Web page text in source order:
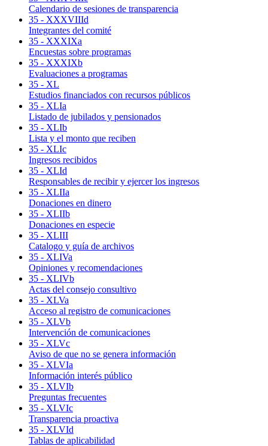
Calendario de sesiones de transparencia
35 - XXXVIIId
Integrantes del comité
35 - XXXIXa
Encuestas sobre programas
35 - XXXIXb
Evaluaciones a programas
35 - XL
Estudios financiados con recursos públicos
35 - XLIa
Listado de jubilados y pensionados
35 - XLIb
Lista y el monto que reciben
35 - XLIc
Ingresos recibidos
35 - XLId
Responsables de recibir y ejercer los ingresos
35 - XLIIa
Donaciones en dinero
35 - XLIIb
Donaciones en especie
35 - XLIII
Catalogo y guía de archivos
35 - XLIVa
Opiniones y recomendaciones
35 - XLIVb
Actas del consejo consultivo
35 - XLVa
Acceso al registro de comunicaciones
35 - XLVb
Intervención de comunicaciones
35 - XLVc
Aviso de que no se genera información
35 - XLVIa
Información interés público
35 - XLVIb
Preguntas frecuentes
35 - XLVIc
Transparencia proactiva
35 - XLVId
Tablas de aplicabilidad